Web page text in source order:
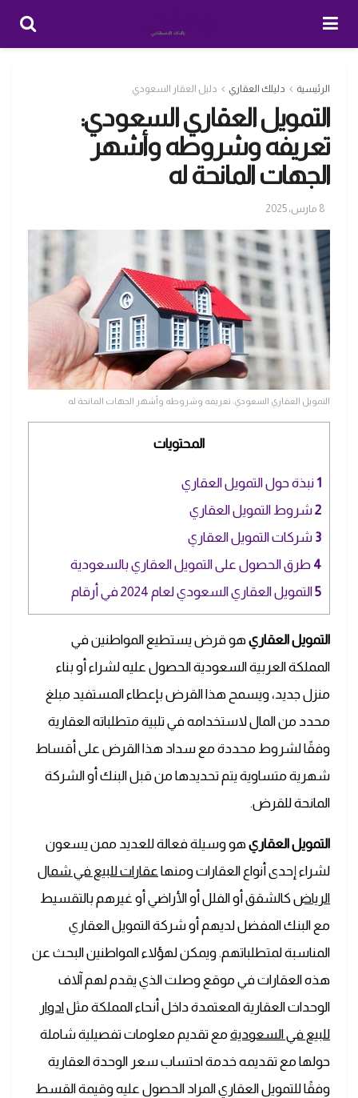
الرئيسية دليلك العقاري دليل العقار السعودي
التمويل العقاري السعودي:
تعريفه وشروطه وأشهر
الجهات المانحة له
8 مارس، 2025
التمويل العقاري السعودي: تعريفه وشروطه وأشهر الجهات المانحة له
المحتويات
1نبذة حول التمويل العقاري
2شروط التمويل العقاري
3 شركات التمويل العقاري
4 طرق الحصول على التمويل العقاري بالسعودية
5 التمويل العقاري السعودي لعام 2024 في أرقام
التمويل العقاريهو قرض يستطيع المواطنين في
المملكة العربية السعودية الحصول عليه لشراء أو بناء
منزل جديد، ويسمح هذا القرض بإعطاء المستفيد مبلغ
محدد من المال لاستخدامه في تلبية متطلباته العقارية
وفقًا لشروط محددة مع سداد هذا القرض على أقساط
شهرية متساوية يتم تحديدها من قبل البنك أو الشركة
المانحة للقرض.
التمويل العقاريهو وسيلة فعالة للعديد ممن يسعون
لشراء إحدى أنواع العقارات ومنها عقارات للبيع في شمال
الرياض كالشقق أو الفلل أو الأراضي أو غيرهم بالتقسيط
مع البنك المفضل لديهم أو شركة التمويل العقاري
المناسبة لمتطلباتهم. ويمكن لهؤلاء المواطنين البحث عن
هذه العقارات في موقع وصلت الذي يقدم لهم آلاف
الوحدات العقارية المعتمدة داخل أنحاء المملكة مثل ادوار
للبيع في السعودية مع تقديم معلومات تفصيلية شاملة
حولها مع تقديمه خدمة احتساب سعر الوحدة العقارية
وفقًا للتمويل العقاري المراد الحصول عليه وقيمة القسط